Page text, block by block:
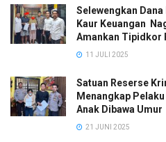
Selewengkan
Kaur Keuangan
Amankan Tipidkor
11 JULI 2025
Satuan Reserse
Menangkap
Anak Dibawa Umur
21 JUNI 2025